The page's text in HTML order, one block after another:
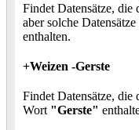
Findet Datensätze, die
aber solche
enthalten.
+Weizen -Gerste
Findet Datensätze, die
Wort "Gerste"